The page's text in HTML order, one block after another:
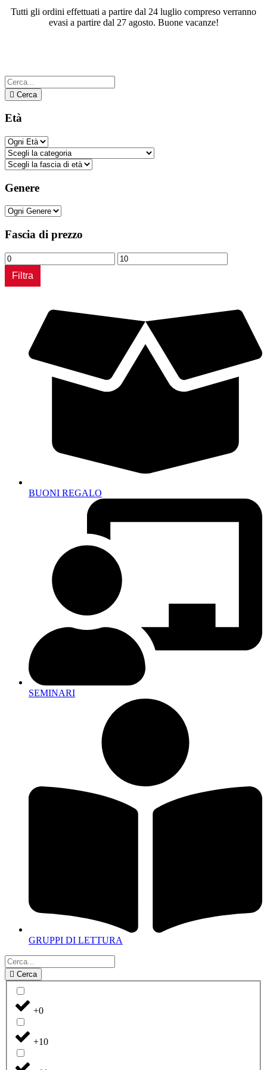
Tutti gli ordini effettuati a partire dal 24 luglio compreso verranno
evasi a partire dal 27 agosto. Buone vacanze!
Cerca
Età
Genere
Fascia di prezzo
Prezzo
Min
Prezzo
Max
Filtra
BUONI REGALO
SEMINARI
GRUPPI DI LETTURA
Cerca
+0
+10